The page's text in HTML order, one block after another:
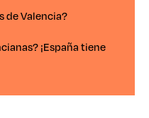
de Valencia?
¡España tiene